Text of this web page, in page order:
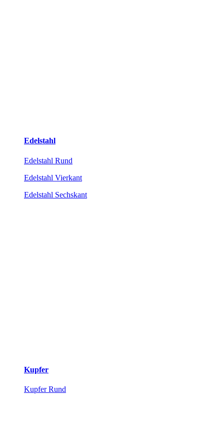
Edelstahl
Edelstahl Rund
Edelstahl Vierkant
Edelstahl Sechskant
Kupfer
Kupfer Rund